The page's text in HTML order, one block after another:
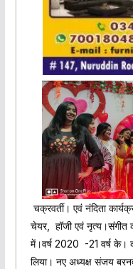
चक्रवर्ती। एवं नंदिता
चेयर, हॉजी एवं नृत्य।संगीत
में।वर्ष 2020 -21 वर्ष के।
लिया। नए अध्यक्ष संजय